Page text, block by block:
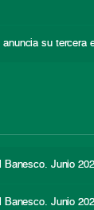
anuncia su tercera
Banesco. Junio
Banesco. Junio